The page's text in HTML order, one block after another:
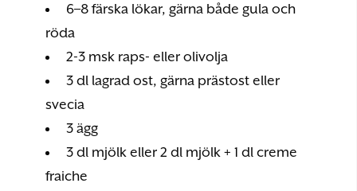
6–8 färska lökar, gärna både gula och
röda
2-3 msk raps- eller olivolja
3 dl lagrad ost, gärna prästost eller
svecia
3 ägg
3 dl mjölk eller 2 dl mjölk + 1 dl creme
fraiche